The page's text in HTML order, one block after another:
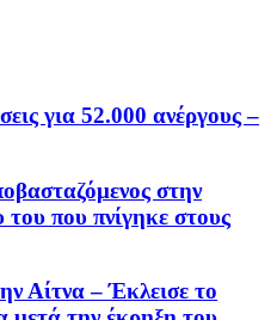
για 52.000 ανέργους –
στην
του που πνίγηκε στους
Αίτνα – Έκλεισε το